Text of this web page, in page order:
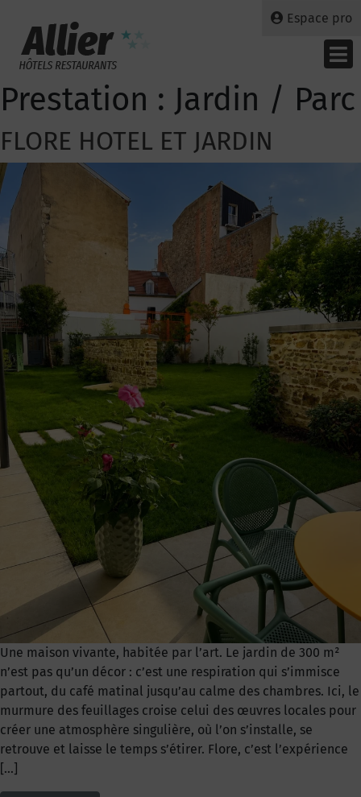
Espace pro
Prestation : Jardin / Parc
FLORE HOTEL ET JARDIN
Une maison vivante, habitée par l’art. Le jardin de 300 m²
n’est pas qu’un décor : c’est une respiration qui s’immisce
partout, du café matinal jusqu’au calme des chambres. Ici, le
murmure des feuillages croise celui des œuvres locales pour
créer une atmosphère singulière, où l’on s’installe, se
retrouve et laisse le temps s’étirer. Flore, c’est l’expérience
[…]